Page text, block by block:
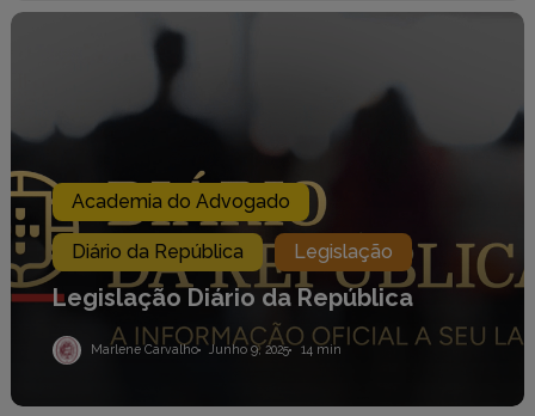
Legislação
Academia do Advogado
Diário da República Legislação
Legislação Diário da República
Marlene Carvalho Junho 9, 2025 14 min